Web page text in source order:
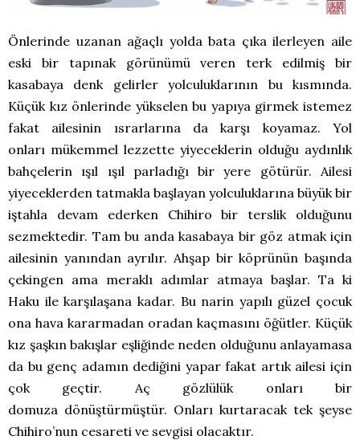
Önlerinde uzanan ağaçlı yolda bata çıka ilerleyen aile
eski bir tapınak görünümü veren terk edilmiş bir
kasabaya denk gelirler yolculuklarının bu kısmında.
Küçük kız önlerinde yükselen bu yapıya girmek istemez
fakat ailesinin ısrarlarına da karşı koyamaz. Yol
onları mükemmel lezzette yiyeceklerin olduğu aydınlık
bahçelerin ışıl ışıl parladığı bir yere götürür. Ailesi
yiyeceklerden tatmakla başlayan yolculuklarına büyük bir
iştahla devam ederken Chihiro bir terslik olduğunu
sezmektedir. Tam bu anda kasabaya bir göz atmak için
ailesinin yanından ayrılır. Ahşap bir köprünün başında
çekingen ama meraklı adımlar atmaya başlar. Ta ki
Haku ile karşılaşana kadar. Bu narin yapılı güzel çocuk
ona hava kararmadan oradan kaçmasını öğütler. Küçük
kız şaşkın bakışlar eşliğinde neden olduğunu anlayamasa
da bu genç adamın dediğini yapar fakat artık ailesi için
çok geçtir. Aç gözlülük onları bir
domuza dönüştürmüştür. Onları kurtaracak tek şeyse
Chihiro’nun cesareti ve sevgisi olacaktır.